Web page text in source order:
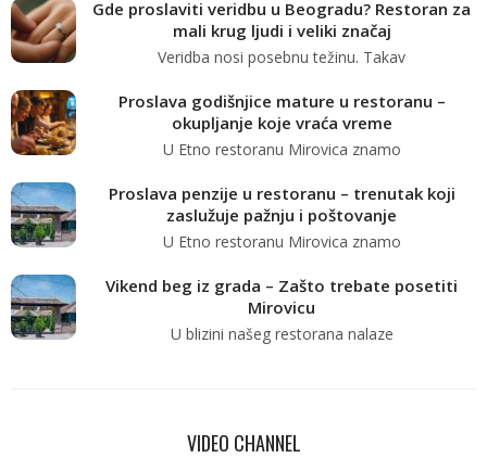
Gde proslaviti veridbu u Beogradu? Restoran za
mali krug ljudi i veliki značaj
Veridba nosi posebnu težinu. Takav
Proslava godišnjice mature u restoranu –
okupljanje koje vraća vreme
U Etno restoranu Mirovica znamo
Proslava penzije u restoranu – trenutak koji
zaslužuje pažnju i poštovanje
U Etno restoranu Mirovica znamo
Vikend beg iz grada – Zašto trebate posetiti
Mirovicu
U blizini našeg restorana nalaze
VIDEO CHANNEL